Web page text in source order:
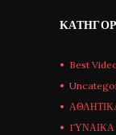
Best
ΓΥΝΑΙΚΑ